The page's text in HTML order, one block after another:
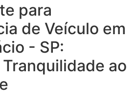
para
de Veículo em
- SP:
ao